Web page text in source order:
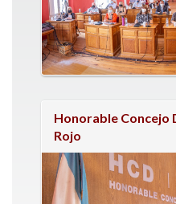
Honorable Concejo
Rojo